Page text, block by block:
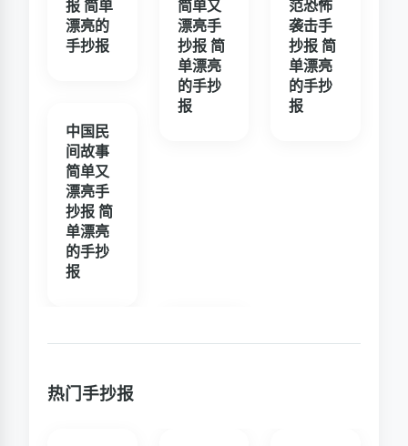
报 简单
漂亮的
手抄报
中国民
间故事
简单又
漂亮手
抄报 简
单漂亮
的手抄
报
简单又
漂亮手
抄报 简
单漂亮
的手抄
报
范恐怖
袭击手
抄报 简
单漂亮
的手抄
报
热门手抄报